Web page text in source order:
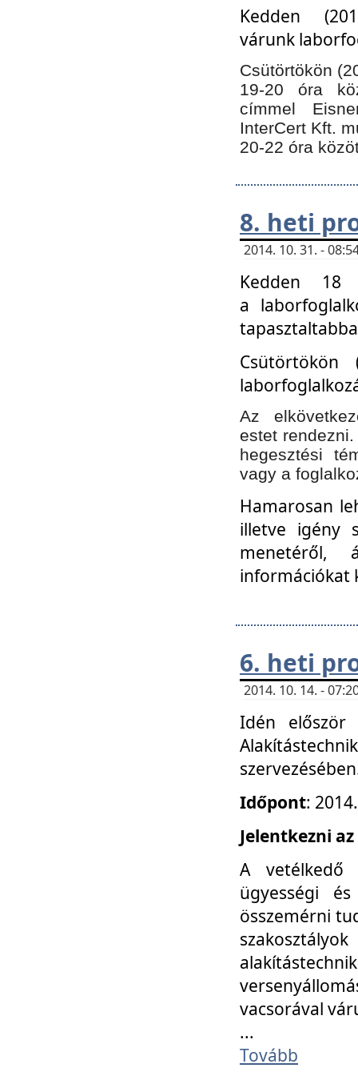
Kedden
várunk
Csütörtökön
19-20 óra
címmel
InterCert Kft.
20-22 óra
8. heti
2014. 10. 31. -
Kedden 18
a
Az
estet
hegesztési
vagy a
Hamarosan
illetve igény
menetéről,
információkat
6. heti
2014. 10. 14. -
Idén
Időpont:
Jelentkezni az
A vetélkedő
ügyességi
összemérni
vacsorával
...
Tovább